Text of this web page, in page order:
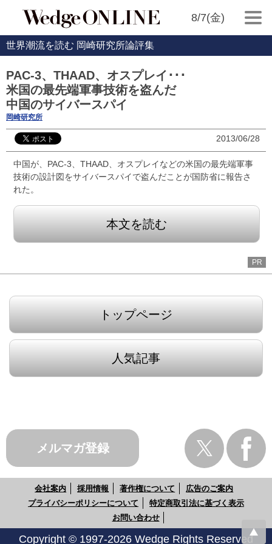
8/7(金)
世界潮流を読む 岡崎研究所論評集
PAC-3、THAAD、オスプレイ･･･
米国の最先端軍事技術を盗んだ
中国のサイバースパイ
岡崎研究所
2013/06/28
中国が、PAC-3、THAAD、オスプレイなどの米国の最先端軍事
技術の設計図をサイバースパイで盗んだことが国防省に報告さ
れた。
本文を読む
PR
トップページ
人気記事
メルマガ登録
会社案内 採用情報 著作権について
広告のご案内
プライバシーポリシーについて
特定商取引法に基づく表示
お問い合わせ
Copyright © 1997-2026 Wedge Rights Reserved